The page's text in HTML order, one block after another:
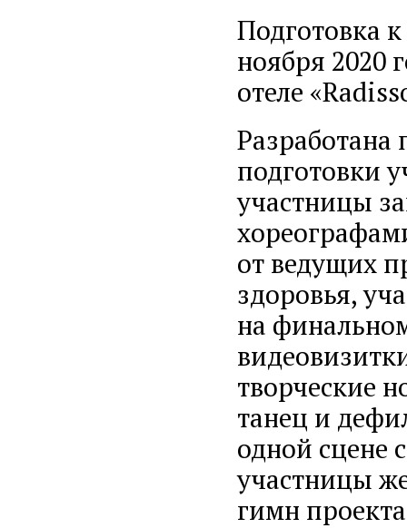
Подготовка к
ноября 2020
отеле
подготовки
участницы
от ведущих
здоровья,
на
творческие
танец и
одной сцене
участницы
гимн